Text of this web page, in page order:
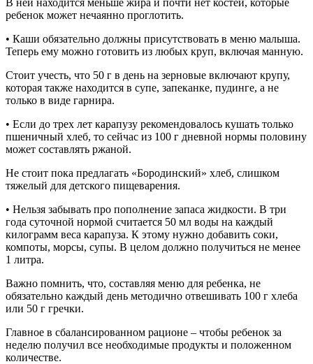
ребенок может нечаянно проглотить.
• Каши обязательно должны присутствовать в меню малыша.
Теперь ему можно готовить из любых круп, включая манную.
Стоит учесть, что 50 г в день на зерновые включают крупу,
которая также находится в супе, запеканке, пудинге, а не
только в виде гарнира.
• Если до трех лет карапузу рекомендовалось кушать только
пшеничный хлеб, то сейчас из 100 г дневной нормы половину
может составлять ржаной.
Не стоит пока предлагать «Бородинский» хлеб, слишком
тяжелый для детского пищеварения.
• Нельзя забывать про пополнение запаса жидкости. В три
года суточной нормой считается 50 мл воды на каждый
килограмм веса карапуза. К этому нужно добавить соки,
компоты, морсы, супы. В целом должно получиться не менее
1 литра.
Важно помнить, что, составляя меню для ребенка, не
обязательно каждый день методично отвешивать 100 г хлеба
или 50 г гречки.
Главное в сбалансированном рационе – чтобы ребенок за
неделю получил все необходимые продукты и положенном
количестве.